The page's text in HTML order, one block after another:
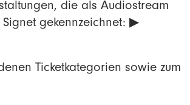
die als Audiostream
gekennzeichnet: ▶
Ticketkategorien sowie zum